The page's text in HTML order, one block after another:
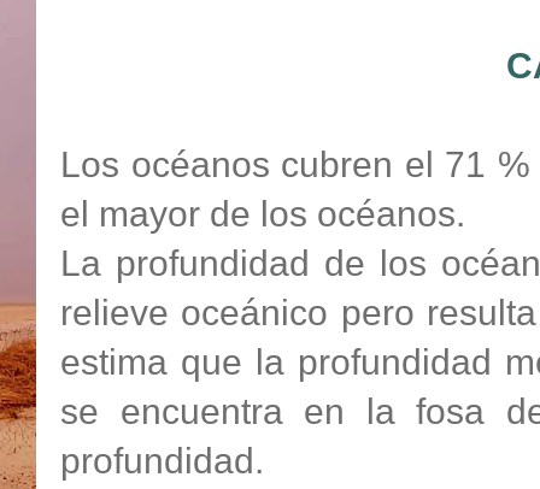
Los océanos cubren el 71
el mayor de los océanos.
La profundidad de los
relieve oceánico pero
estima que la profundidad
se encuentra en la fosa
profundidad.